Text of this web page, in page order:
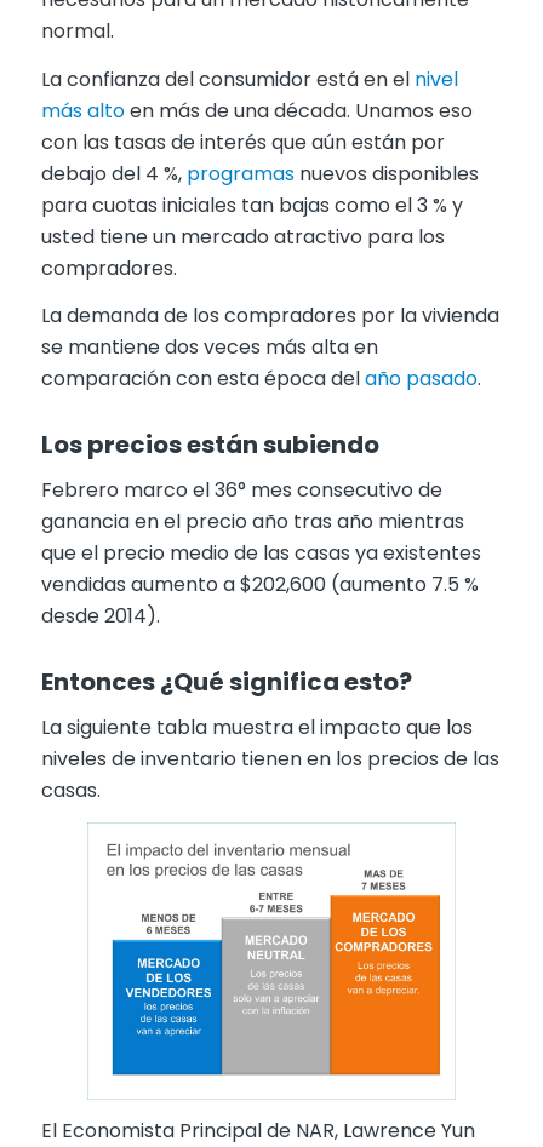
normal.
La confianza del consumidor está en el nivel
más altoen más de una década. Unamos eso
con las tasas de interés que aún están por
debajo del 4 %, programasnuevos disponibles
para cuotas iniciales tan bajas como el 3 % y
usted tiene un mercado atractivo para los
compradores.
La demanda de los compradores por la vivienda
se mantiene dos veces más alta en
comparación con esta época delaño pasado.
Los precios están subiendo
Febrero marco el 36° mes consecutivo de
ganancia en el precio año tras año mientras
que el precio medio de las casas ya existentes
vendidas aumento a $202,600 (aumento 7.5 %
desde 2014).
Entonces ¿Qué significa esto?
La siguiente tabla muestra el impacto que los
niveles de inventario tienen en los precios de las
casas.
El Economista Principal de NAR, Lawrence Yun